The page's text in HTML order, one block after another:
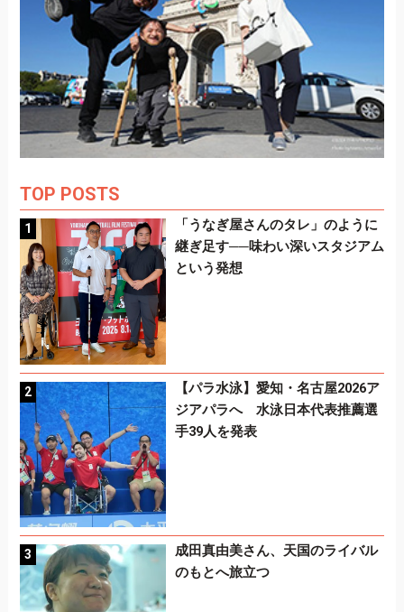
TOP POSTS
「うなぎ屋さんのタレ」のように
継ぎ足す──味わい深いスタジアム
という発想
【パラ水泳】愛知・名古屋2026ア
ジアパラへ 水泳日本代表推薦選
手39人を発表
成田真由美さん、天国のライバル
のもとへ旅立つ